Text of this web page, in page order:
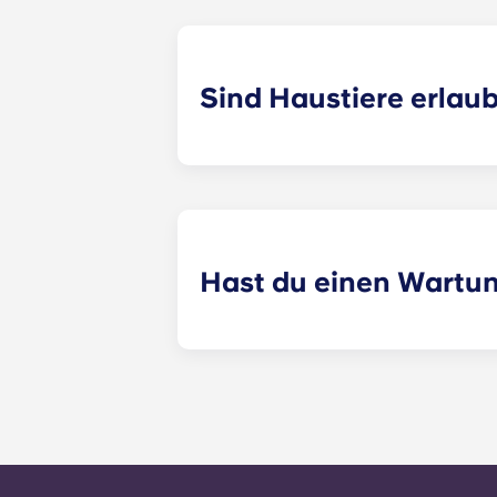
Sind Haustiere
Hast du einen
alle allgemeinen Serviceanfragen